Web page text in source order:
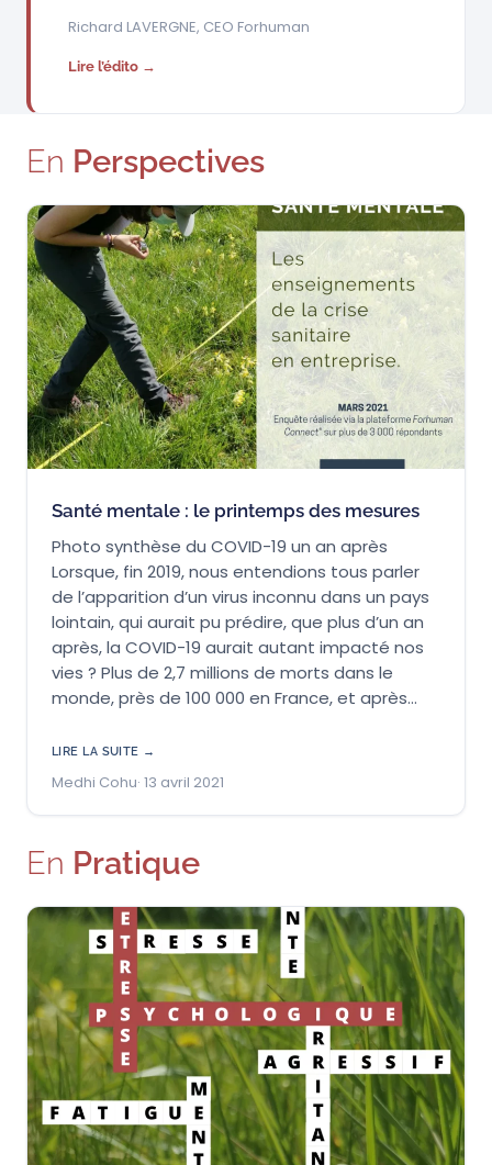
Richard LAVERGNE, CEO Forhuman
Lire l’édito →
En Perspectives
Santé mentale : le printemps des mesures
Photo synthèse du COVID-19 un an après
Lorsque, fin 2019, nous entendions tous parler
de l’apparition d’un virus inconnu dans un pays
lointain, qui aurait pu prédire, que plus d’un an
après, la COVID-19 aurait autant impacté nos
vies ? Plus de 2,7 millions de morts dans le
monde, près de 100 000 en France, et après…
LIRE LA SUITE →
Medhi Cohu 13 avril 2021
En Pratique